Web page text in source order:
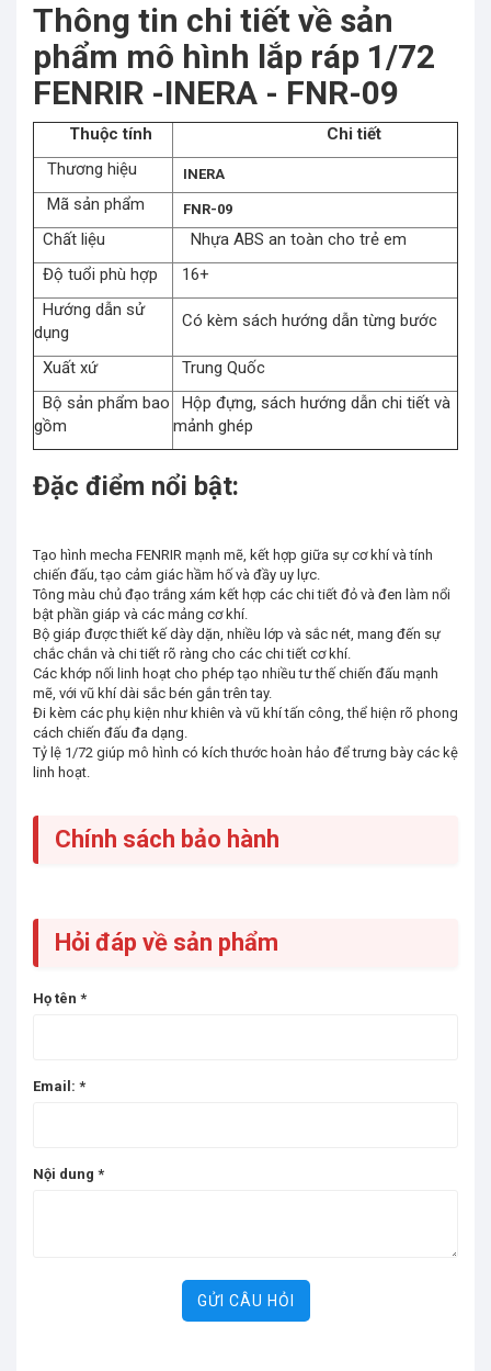
Thông tin chi tiết về sản
phẩm mô hình lắp ráp 1/72
FENRIR -INERA - FNR-09
Thuộc tính
Chi tiết
Thương hiệu
INERA
Mã sản phẩm FNR-09
Chất liệu
Nhựa ABS an toàn cho trẻ em
Độ tuổi phù hợp
16+
Hướng dẫn sử
dụng
Có kèm sách hướng dẫn từng bước
Xuất xứ
Trung Quốc
Bộ sản phẩm bao
gồm
Hộp đựng, sách hướng dẫn chi tiết và
mảnh ghép
Đặc điểm nổi bật:
Tạo hình mecha FENRIR mạnh mẽ, kết hợp giữa sự cơ khí và tính
chiến đấu, tạo cảm giác hầm hố và đầy uy lực.
Tông màu chủ đạo trắng xám kết hợp các chi tiết đỏ và đen làm nổi
bật phần giáp và các mảng cơ khí.
Bộ giáp được thiết kế dày dặn, nhiều lớp và sắc nét, mang đến sự
chắc chắn và chi tiết rõ ràng cho các chi tiết cơ khí.
Các khớp nối linh hoạt cho phép tạo nhiều tư thế chiến đấu mạnh
mẽ, với vũ khí dài sắc bén gắn trên tay.
Đi kèm các phụ kiện như khiên và vũ khí tấn công, thể hiện rõ phong
cách chiến đấu đa dạng.
Tỷ lệ 1/72 giúp mô hình có kích thước hoàn hảo để trưng bày các kệ
linh hoạt.
Chính sách bảo hành
Hỏi đáp về sản phẩm
Họ tên *
Email: *
Nội dung *
GỬI CÂU HỎI